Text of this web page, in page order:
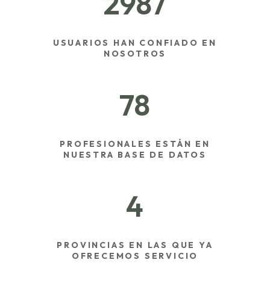
USUARIOS HAN CONFIADO EN
NOSOTROS
78
PROFESIONALES ESTÁN EN
NUESTRA BASE DE DATOS
4
PROVINCIAS EN LAS QUE YA
OFRECEMOS SERVICIO